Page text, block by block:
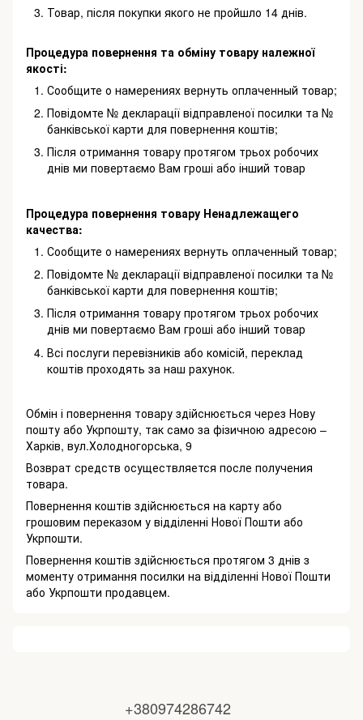
Товар, після покупки якого не пройшло 14 днів.
Процедура повернення та обміну товару належної
якості:
Сообщите о намерениях вернуть оплаченный товар;
Повідомте № декларації відправленої посилки та №
банківської карти для повернення коштів;
Після отримання товару протягом трьох робочих
днів ми повертаємо Вам гроші або інший товар
Процедура повернення товару Ненадлежащего
качества:
Сообщите о намерениях вернуть оплаченный товар;
Повідомте № декларації відправленої посилки та №
банківської карти для повернення коштів;
Після отримання товару протягом трьох робочих
днів ми повертаємо Вам гроші або інший товар
Всі послуги перевізників або комісій, переклад
коштів проходять за наш рахунок.
Обмін і повернення товару здійснюється через Нову
пошту або Укрпошту, так само за фізичною адресою –
Харків, вул.Холодногорська, 9
Возврат средств осуществляется после получения
товара.
Повернення коштів здійснюється на карту або
грошовим переказом у відділенні Нової Пошти або
Укрпошти.
Повернення коштів здійснюється протягом 3 днів з
моменту отримання посилки на відділенні Нової Пошти
або Укрпошти продавцем.
+380974286742